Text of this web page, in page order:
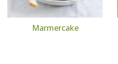
Marmercake